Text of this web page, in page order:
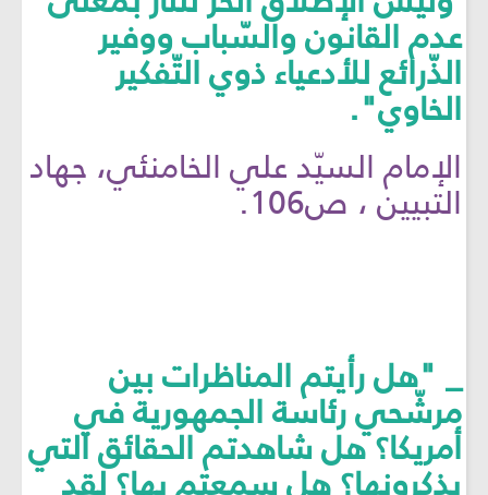
عدم القانون والسّباب ووفير
الذّرائع للأدعياء ذوي التّفكير
الخاوي".
الإمام السيّد علي الخامنئي، جهاد
التبيين ، ص106.
_ "هل رأيتم المناظرات بين
مرشّحي رئاسة الجمهورية في
أمريكا؟ هل شاهدتم الحقائق التي
يذكرونها؟ هل سمعتم بها؟ لقد